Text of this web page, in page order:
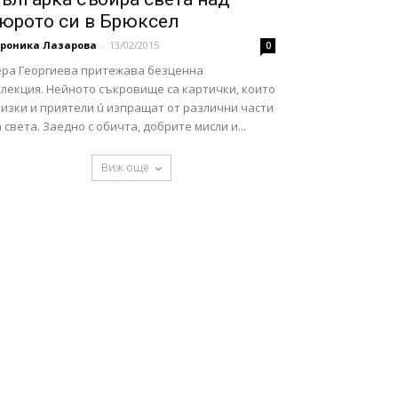
си в Брюксел
Лазарова - 13/02/2015 0
Георгиева притежава безценна
Нейното съкровище са картички, които
и приятели ú изпращат от различни части
света. Заедно с обичта, добрите мисли и...
Виж още